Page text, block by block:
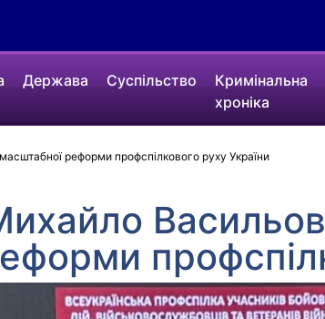
Держава Суспільство
Кримінальна
хроніка
реформи профспілкового руху України